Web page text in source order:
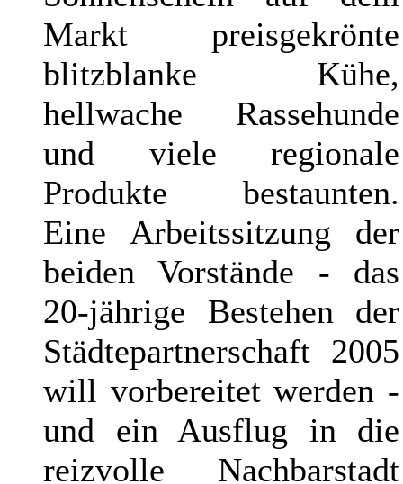
Markt preisgekrönte
blitzblanke Kühe,
hellwache Rassehunde
und viele regionale
Produkte bestaunten.
Eine Arbeitssitzung der
beiden Vorstände - das
20-jährige Bestehen der
Städtepartnerschaft 2005
will vorbereitet werden -
und ein Ausflug in die
reizvolle Nachbarstadt